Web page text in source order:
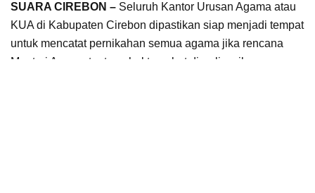
SUARA CIREBON – Seluruh Kantor Urusan Agama atau
KUA di Kabupaten Cirebon dipastikan siap menjadi tempat
untuk mencatat pernikahan semua agama jika rencana
Menteri Agama tentang hal tersebut direalisasikan.